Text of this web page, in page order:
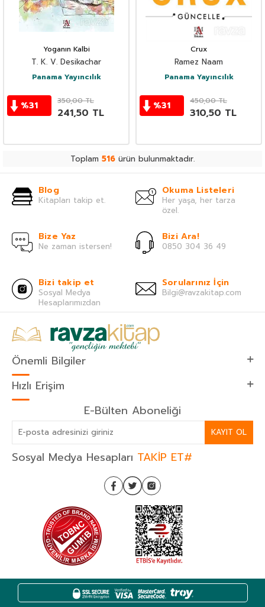
Yoganın Kalbi
T. K. V. Desikachar
Panama Yayıncılık
%31 350,00TL
241,50 TL
Crux
Ramez Naam
Panama Yayıncılık
%31 450,00TL
310,50 TL
Toplam 516 ürün bulunmaktadır.
Blog
Kitapları takip et.
Okuma Listeleri
Her yaşa, her tarza
özel.
Bize Yaz
Ne zaman istersen!
Bizi Ara!
0850 304 36 49
Bizi takip et
Sosyal Medya
Hesaplarımızdan
Sorularınız İçin
Bilgi@ravzakitap.com
Önemli Bilgiler
Hızlı Erişim
E-Bülten Aboneliği
KAYIT OL
Sosyal Medya Hesapları TAKİP ET#